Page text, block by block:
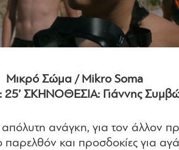
Μικρό Σώμα / Mikro Soma
25’ ΣΚΗΝΟΘΕΣΙΑ: Γιάννης
ανάγκη, για τον άλλον
και προσδοκίες για